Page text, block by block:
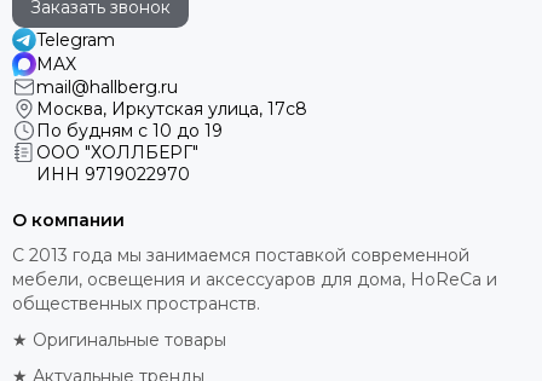
Заказать звонок
Telegram
MAX
mail@hallberg.ru
Москва, Иркутская улица, 17с8
По будням с 10 до 19
ООО "ХОЛЛБЕРГ"
ИНН 9719022970
О компании
С 2013 года мы занимаемся поставкой современной
мебели, освещения и аксессуаров для дома, HoReCa и
общественных пространств.
★ Оригинальные товары
★ Актуальные тренды